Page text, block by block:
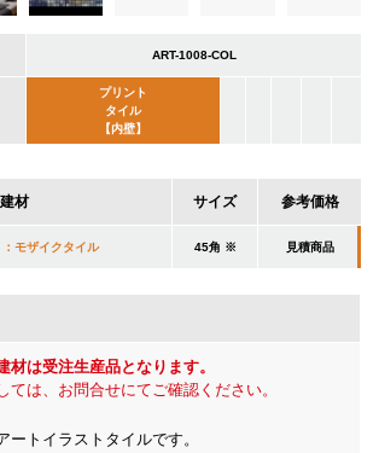
ART-1008-COL
プリント
タイル
【内壁】
建材 サイズ 参考価格
モザイクタイル 45角 ※ 見積商品
材は受注生産品となります。
ては、お問合せにてご確認ください。
ートイラストタイルです。